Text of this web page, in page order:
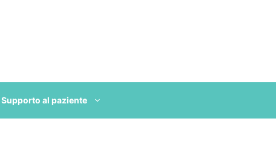
Supporto al paziente